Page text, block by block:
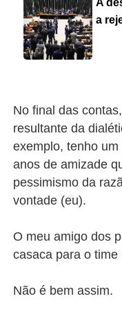
A
a
No final das
resultante da
exemplo, tenho um
anos de amizade
pessimismo da
vontade (eu).
O meu amigo dos
casaca para o
Não é bem assim.